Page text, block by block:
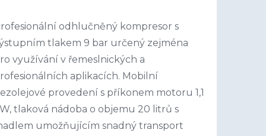
odhlučněný kompresor s
tlakem 9 bar určený zejména
využívání v řemeslnických a
aplikacích. Mobilní
provedení s příkonem motoru 1,1
tlaková nádoba o objemu 20 litrů s
umožňujícím snadný transport